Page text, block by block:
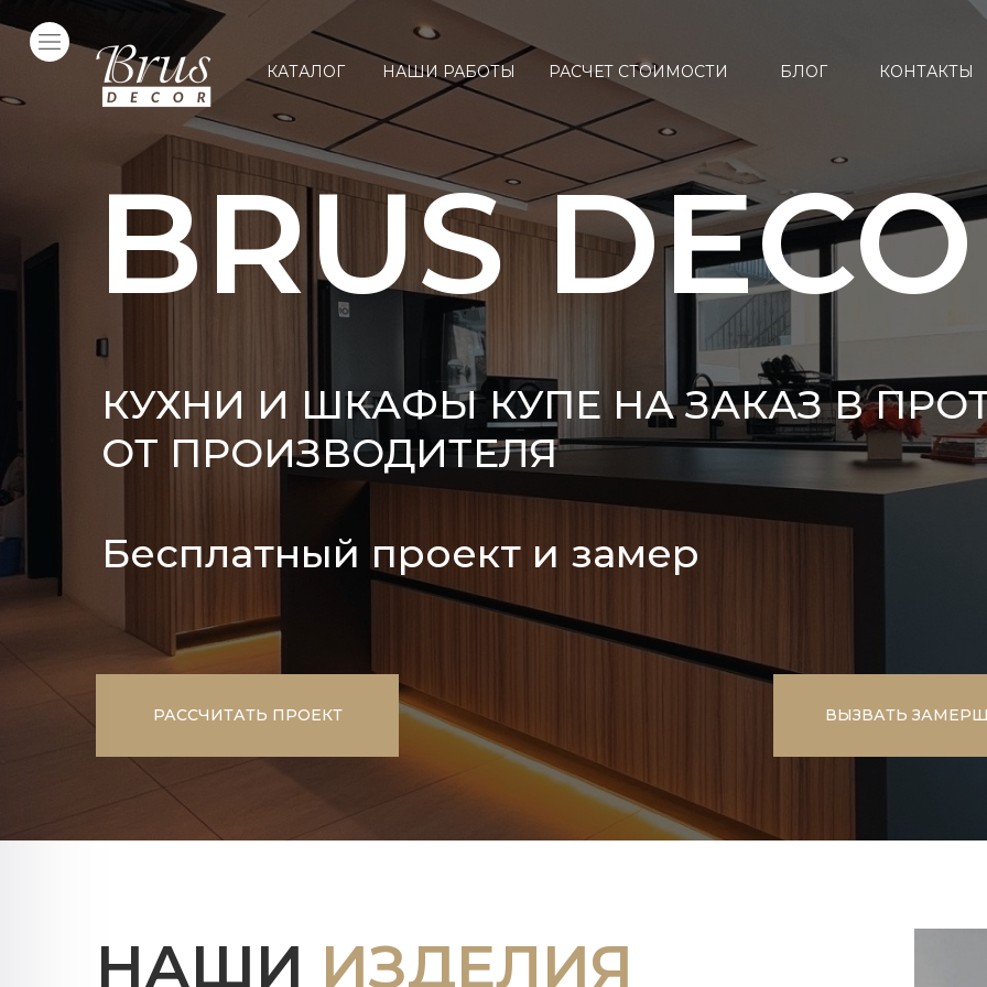
BRUS
КУХНИ И ШКАФЫ КУПЕ НА ЗАКАЗ В
ОТ ПРОИЗВОДИТЕЛЯ
Бесплатный проект и замер
РАССЧИТАТЬ ПРОЕКТ
КАТАЛОГ РАСЧЕТ СТОИМОСТИ БЛОГ
НАШИ РАБОТЫ КОНТАКТЫ
ВЫЗВАТЬ
НАШИ ИЗДЕЛИЯ